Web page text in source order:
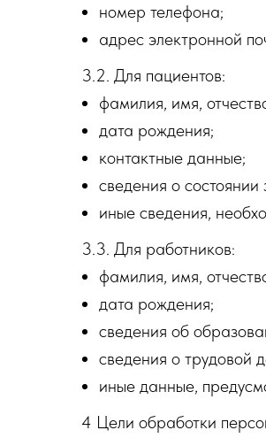
номер телефона;
адрес электронной
3.2. Для пациентов:
фамилия, имя,
дата рождения;
контактные данные;
сведения о состоянии
иные сведения,
3.3. Для работников:
фамилия, имя,
дата рождения;
сведения об
сведения о трудовой
иные данные,
4 Цели обработки